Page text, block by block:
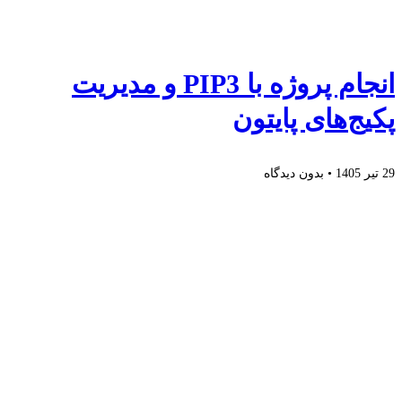
انجام پروژه با PIP3 و مدیریت
پکیج‌های پایتون
29 تیر 1405 بدون دیدگاه